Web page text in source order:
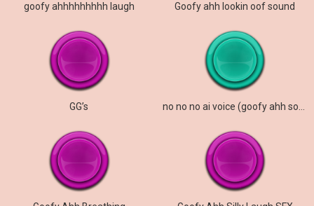
goofy ahhhhhhhhh laugh Goofy ahh lookin oof sound
GG’s